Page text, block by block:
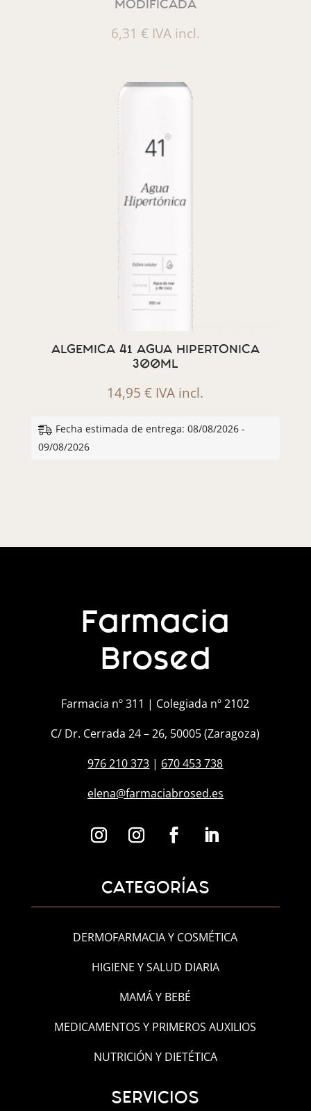
MODIFICADA
6,31 € IVA incl.
ALGEMICA 41 AGUA HIPERTONICA
300ML
14,95€ IVA incl.
Fecha estimada de entrega: 08/08/2026 -
09/08/2026
Farmacia
Brosed
Farmacia nº 311 | Colegiada nº 2102
C/ Dr. Cerrada 24 – 26, 50005 (Zaragoza)
976 210 373 | 670 453 738
elena@farmaciabrosed.es
CATEGORÍAS
DERMOFARMACIA Y COSMÉTICA
HIGIENE Y SALUD DIARIA
MAMÁ Y BEBÉ
MEDICAMENTOS Y PRIMEROS AUXILIOS
NUTRICIÓN Y DIETÉTICA
SERVICIOS